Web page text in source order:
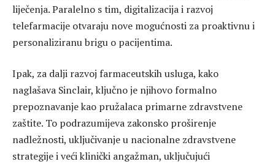
liječenja. Paralelno s tim, digitalizacija i razvoj
telefarmacije otvaraju nove mogućnosti za proaktivnu i
personaliziranu brigu o pacijentima.
Ipak, za dalji razvoj farmaceutskih usluga, kako
naglašava Sinclair, ključno je njihovo formalno
prepoznavanje kao pružalaca primarne zdravstvene
zaštite. To podrazumijeva zakonsko proširenje
nadležnosti, uključivanje u nacionalne zdravstvene
strategije i veći klinički angažman, uključujući